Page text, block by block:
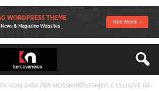
NDAJ SHBA PËR MOSMARRËVESHJEN E ULLINJVE NË